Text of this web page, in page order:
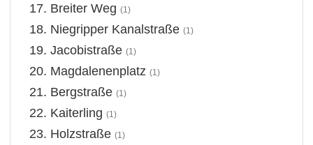
Breiter Weg (1)
Niegripper Kanalstraße (1)
Jacobistraße (1)
Magdalenenplatz (1)
Bergstraße (1)
Kaiterling (1)
Holzstraße (1)